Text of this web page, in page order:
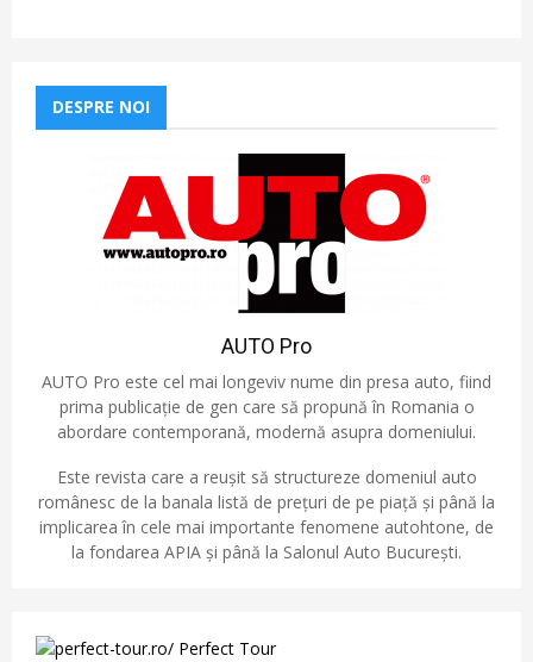
DESPRE NOI
AUTO Pro
AUTO Pro este cel mai longeviv nume din presa auto, fiind
prima publicație de gen care să propună în Romania o
abordare contemporană, modernă asupra domeniului.
Este revista care a reușit să structureze domeniul auto
românesc de la banala listă de prețuri de pe piață și până la
implicarea în cele mai importante fenomene autohtone, de
la fondarea APIA și până la Salonul Auto București.